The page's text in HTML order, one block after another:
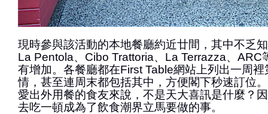
現時參與該活動的本地餐廳約近廿間，其中不乏
La Pentola、Cibo Trattoria、La Terrazza、ARC
有增加。各餐廳都在First Table網站上列出一周
情，甚至連周末都包括其中，方便閣下秒速訂位
愛出外用餐的食友來說，不是天大喜訊是什麼？
去吃一頓成為了飲食潮界立馬要做的事。